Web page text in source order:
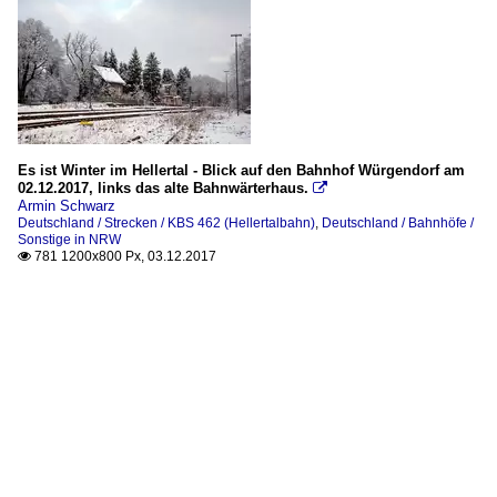
Es ist Winter im Hellertal - Blick auf den Bahnhof Würgendorf am
02.12.2017, links das alte Bahnwärterhaus. 
Armin Schwarz
Deutschland / Strecken / KBS 462 (Hellertalbahn) Deutschland / Bahnhöfe /
Sonstige in NRW
 781 1200x800 Px, 03.12.2017